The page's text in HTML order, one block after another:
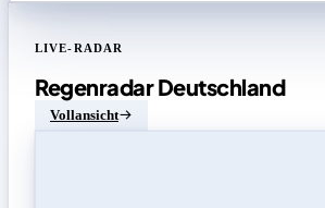
LIVE-RADAR
Regenradar Deutschland
Vollansicht